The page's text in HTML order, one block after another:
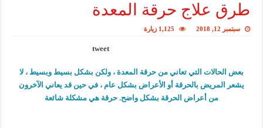
طرق علاج حرقة المعدة
سبتمبر 12, 2018 1,125 زيارة
tweet
بعض الحالات التي تعاني من حرقة المعدة ، ولكن بشكل بسيط وبسيط ، لا
يشعر المريض بالحرقة أو الأعراض بشكل عام ، في حين قد يعاني الآخرون
من أعراض الحرقة بشكل واضح. حرقة هي مشكلة شائعة